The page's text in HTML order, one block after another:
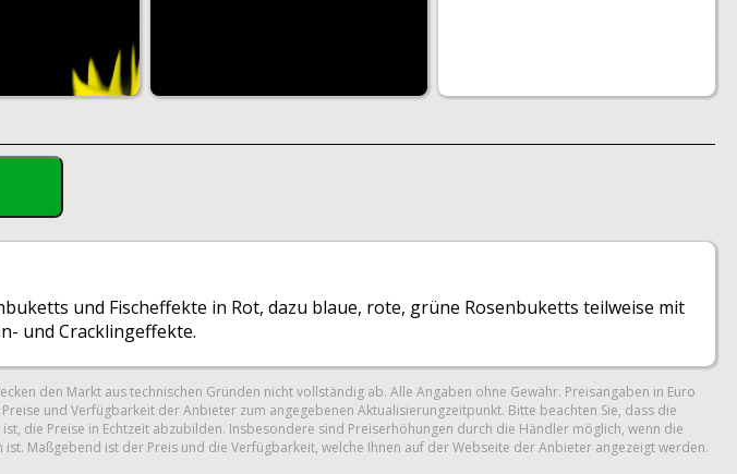
und Fischeffekte in Rot, dazu blaue, rote, grüne Rosenbuketts teilweise mit
und Cracklingeffekte.
den Markt aus technischen Gründen nicht vollständig ab. Alle Angaben ohne Gewähr. Preisangaben in Euro
und Verfügbarkeit der Anbieter zum angegebenen Aktualisierungzeitpunkt. Bitte beachten Sie, dass die
die Preise in Echtzeit abzubilden. Insbesondere sind Preiserhöhungen durch die Händler möglich, wenn die
Maßgebend ist der Preis und die Verfügbarkeit, welche Ihnen auf der Webseite der Anbieter angezeigt werden.